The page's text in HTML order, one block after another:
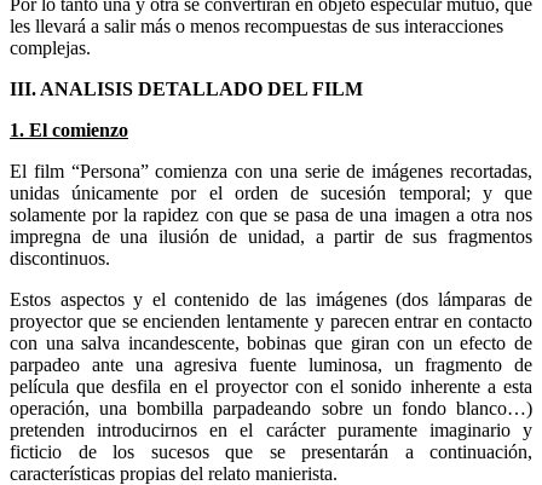
les llevará a salir más o menos recompuestas de sus interacciones
complejas.
III. ANALISIS DETALLADO DEL FILM
1. El comienzo
El film “Persona” comienza con una serie de imágenes recortadas,
unidas únicamente por el orden de sucesión temporal; y que
solamente por la rapidez con que se pasa de una imagen a otra nos
impregna de una ilusión de unidad, a partir de sus fragmentos
discontinuos.
Estos aspectos y el contenido de las imágenes (dos lámparas de
proyector que se encienden lentamente y parecen entrar en contacto
con una salva incandescente, bobinas que giran con un efecto de
parpadeo ante una agresiva fuente luminosa, un fragmento de
película que desfila en el proyector con el sonido inherente a esta
operación, una bombilla parpadeando sobre un fondo blanco…)
pretenden introducirnos en el carácter puramente imaginario y
ficticio de los sucesos que se presentarán a continuación,
características propias del relato manierista.